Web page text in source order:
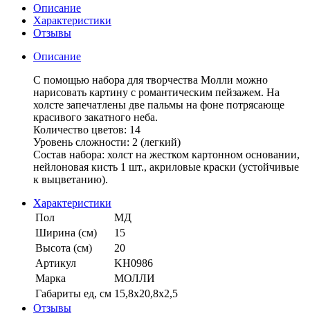
Описание
Характеристики
Отзывы
Описание
С помощью набора для творчества Молли можно
нарисовать картину с романтическим пейзажем. На
холсте запечатлены две пальмы на фоне потрясающе
красивого закатного неба.
Количество цветов: 14
Уровень сложности: 2 (легкий)
Состав набора: холст на жестком картонном основании,
нейлоновая кисть 1 шт., акриловые краски (устойчивые
к выцветанию).
Характеристики
Пол
МД
Ширина (см)
15
Высота (см)
20
Артикул
KH0986
Марка
МОЛЛИ
Габариты ед, см 15,8х20,8х2,5
Отзывы